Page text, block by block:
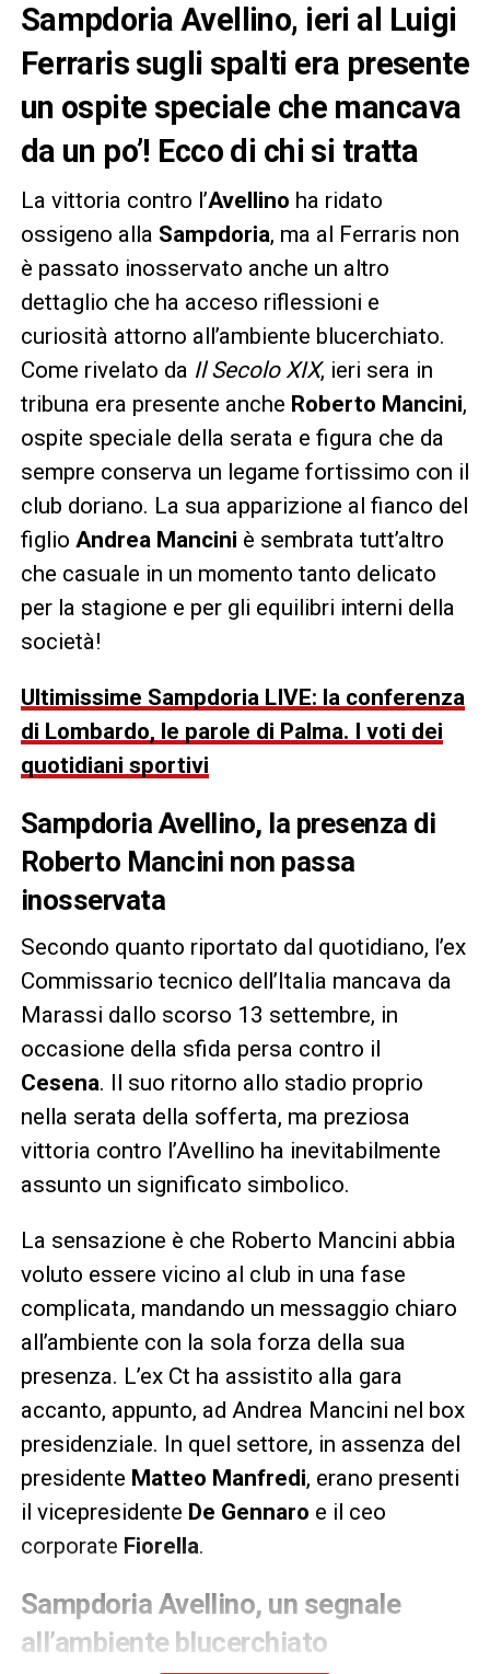
Sampdoria Avellino, ieri al Luigi
Ferraris sugli spalti era presente
un ospite speciale che mancava
da un po’! Ecco di chi si tratta
La vittoria contro l’Avellino ha ridato
ossigeno alla Sampdoria, ma al Ferraris non
è passato inosservato anche un altro
dettaglio che ha acceso riflessioni e
curiosità attorno all’ambiente blucerchiato.
Come rivelato da Il Secolo XIX, ieri sera in
tribuna era presente anche Roberto Mancini,
ospite speciale della serata e figura che da
sempre conserva un legame fortissimo con il
club doriano. La sua apparizione al fianco del
figlio Andrea Mancini è sembrata tutt’altro
che casuale in un momento tanto delicato
per la stagione e per gli equilibri interni della
società!
Ultimissime Sampdoria LIVE: la conferenza
di Lombardo, le parole di Palma. I voti dei
quotidiani sportivi
Sampdoria Avellino, la presenza di
Roberto Mancini non passa
inosservata
Secondo quanto riportato dal quotidiano, l’ex
Commissario tecnico dell’Italia mancava da
Marassi dallo scorso 13 settembre, in
occasione della sfida persa contro il
Cesena. Il suo ritorno allo stadio proprio
nella serata della sofferta, ma preziosa
vittoria contro l’Avellino ha inevitabilmente
assunto un significato simbolico.
La sensazione è che Roberto Mancini abbia
voluto essere vicino al club in una fase
complicata, mandando un messaggio chiaro
all’ambiente con la sola forza della sua
presenza. L’ex Ct ha assistito alla gara
accanto, appunto, ad Andrea Mancini nel box
presidenziale. In quel settore, in assenza del
presidente Matteo Manfredi, erano presenti
il vicepresidente De Gennaro e il ceo
corporate Fiorella.
Sampdoria Avellino, un segnale
all’ambiente blucerchiato